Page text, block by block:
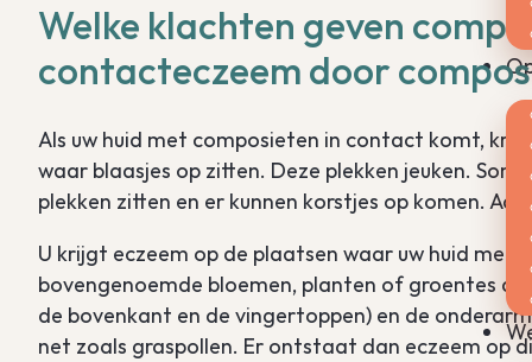
Welke klachten geven
contacteczeem door
Als uw huid met composieten in contact komt,
waar blaasjes op zitten. Deze plekken jeuken.
plekken zitten en er kunnen korstjes op komen.
U krijgt eczeem op de plaatsen waar uw huid met
bovengenoemde bloemen, planten of groentes
de bovenkant en de vingertoppen) en de
net zoals graspollen. Er ontstaat dan eczeem op